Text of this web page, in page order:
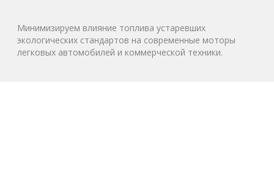
Минимизируем влияние топлива устаревших
экологических стандартов на современные моторы
легковых автомобилей и коммерческой техники.